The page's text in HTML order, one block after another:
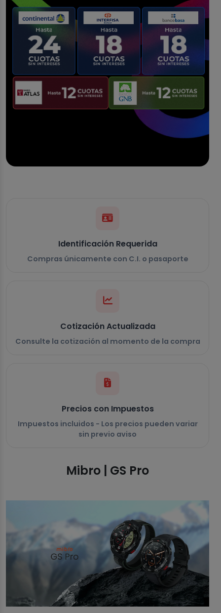
Identificación Requerida
Compras únicamente con C.I. o pasaporte
Cotización Actualizada
Consulte la cotización al momento de la compra
Precios con Impuestos
Impuestos incluidos - Los precios pueden variar
sin previo aviso
Mibro | GS Pro